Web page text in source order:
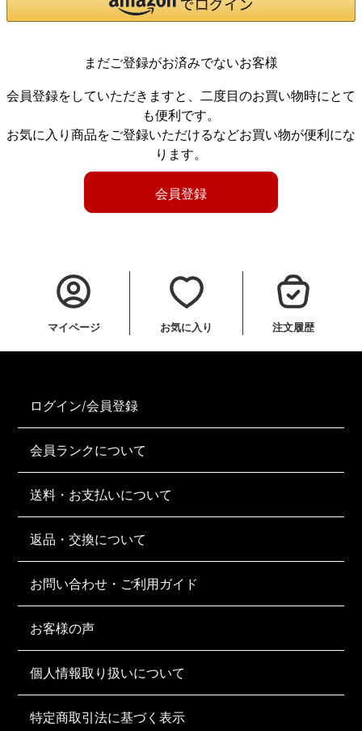
まだご登録がお済みでないお客様
会員登録をしていただきますと、二度目のお買い物時にとて
も便利です。
お気に入り商品をご登録いただけるなどお買い物が便利にな
ります。
会員登録
マイページ お気に入り 注文履歴
ログイン/会員登録
会員ランクについて
送料・お支払いについて
返品・交換について
お問い合わせ・ご利用ガイド
お客様の声
個人情報取り扱いについて
特定商取引法に基づく表示